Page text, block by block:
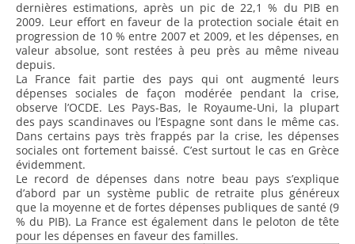
dernières estimations, après un pic de 22,1 % du PIB en
2009. Leur effort en faveur de la protection sociale était en
progression de 10 % entre 2007 et 2009, et les dépenses, en
valeur absolue, sont restées à peu près au même niveau
depuis.
La France fait partie des pays qui ont augmenté leurs
dépenses sociales de façon modérée pendant la crise,
observe l’OCDE. Les Pays-Bas, le Royaume-Uni, la plupart
des pays scandinaves ou l’Espagne sont dans le même cas.
Dans certains pays très frappés par la crise, les dépenses
sociales ont fortement baissé. C’est surtout le cas en Grèce
évidemment.
Le record de dépenses dans notre beau pays s’explique
d’abord par un système public de retraite plus généreux
que la moyenne et de fortes dépenses publiques de santé (9
% du PIB). La France est également dans le peloton de tête
pour les dépenses en faveur des familles.